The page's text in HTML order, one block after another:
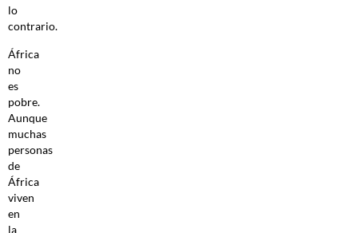
lo
contrario.
África
no
es
pobre.
Aunque
muchas
personas
de
África
viven
en
la